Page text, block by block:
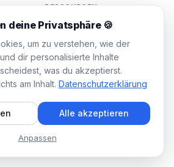
RESSOURCEN
Video-Tutorials
deine Privatsphäre 🍪
um zu verstehen, wie der
dir personalisierte Inhalte
was du akzeptierst.
am Inhalt. Datenschutzerklärung
Alle akzeptieren
Anpassen